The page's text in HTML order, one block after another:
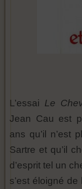
L’essai Le
Jean Cau est
ans qu’il n’est
Sartre et qu’il
d’esprit tel un
s’est éloigné